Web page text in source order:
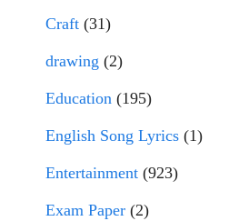
Craft (31)
drawing (2)
Education (195)
English Song Lyrics (1)
Entertainment (923)
Exam Paper (2)